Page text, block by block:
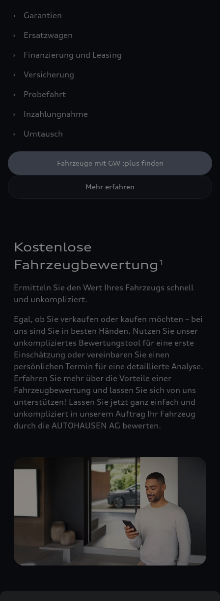
›
Garantien
›
Ersatzwagen
›
Finanzierung und Leasing
›
Versicherung
›
Probefahrt
›
Inzahlungnahme
›
Umtausch
Fahrzeuge mit GW :plus finden
Mehr erfahren
Kostenlose
Fahrzeugbewertung 1
Ermitteln Sie den Wert Ihres Fahrzeugs schnell
und unkompliziert.
Egal, ob Sie verkaufen oder kaufen möchten – bei
uns sind Sie in besten Händen. Nutzen Sie unser
unkompliziertes Bewertungstool für eine erste
Einschätzung oder vereinbaren Sie einen
persönlichen Termin für eine detaillierte Analyse.
Erfahren Sie mehr über die Vorteile einer
Fahrzeugbewertung und lassen Sie sich von uns
unterstützen! Lassen Sie jetzt ganz einfach und
unkompliziert in unserem Auftrag Ihr Fahrzeug
durch die AUTOHAUSEN AG bewerten.